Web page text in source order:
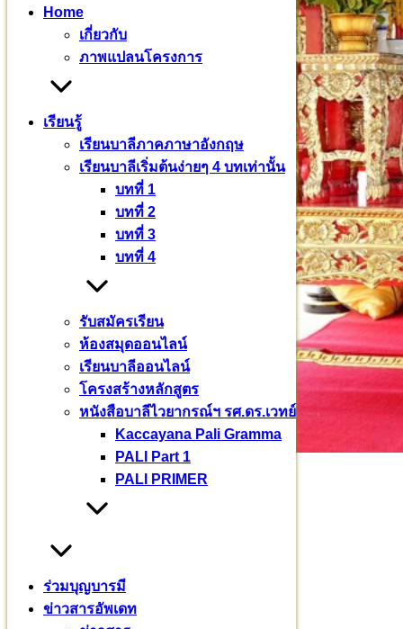
Home
เกี่ยวกับ
ภาพแปลนโครงการ
เรียนรู้
เรียนบาลีภาคภาษาอังกฤษ
เรียนบาลีเริ่มต้นง่ายๆ 4 บทเท่านั้น
บทที่ 1
บทที่ 2
บทที่ 3
บทที่ 4
รับสมัครเรียน
ห้องสมุดออนไลน์
เรียนบาลีออนไลน์
โครงสร้างหลักสูตร
หนังสือบาลีไวยากรณ์ฯ รศ.ดร.เวทย์
Kaccayana Pali Gramma
PALI Part 1
PALI PRIMER
ร่วมบุญบารมี
ข่าวสารอัพเดท